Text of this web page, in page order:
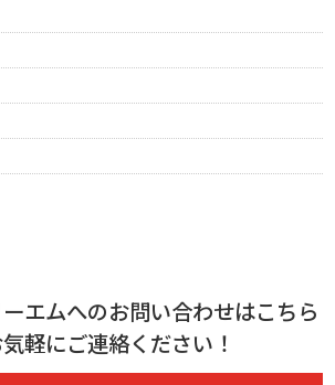
エムへのお問い合わせはこちら
軽にご連絡ください！